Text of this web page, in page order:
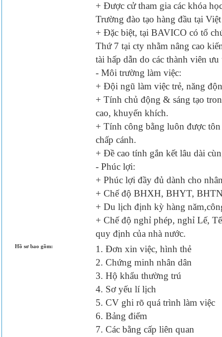
+ Được cử tham gia các khóa
Trường đào tạo hàng đầu tại
+ Đặc biệt, tại BAVICO có tổ
Thứ 7 tại cty nhằm nâng cao
tài hấp dẫn do các thành viên
- Môi trường làm việc:
+ Đội ngũ làm việc trẻ, năng
+ Tính chủ động & sáng tạo
cao, khuyến khích.
+ Tính công bằng luôn được
chấp cánh.
+ Đề cao tính gắn kết lâu dài
- Phúc lợi:
+ Phúc lợi đầy đủ dành cho
+ Chế độ BHXH, BHYT,
+ Du lịch định kỳ hàng
+ Chế độ nghỉ phép, nghỉ Lế,
quy định của nhà nước.
Hồ sơ bao gồm:
1. Đơn xin việc, hình thẻ
2. Chứng minh nhân dân
3. Hộ khẩu thường trú
4. Sơ yếu lí lịch
5. CV ghi rõ quá trình làm việc
6. Bảng điểm
7. Các bằng cấp liên quan